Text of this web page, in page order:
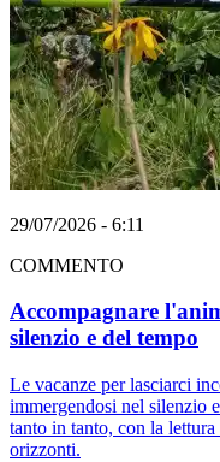
29/07/2026 - 6:11
COMMENTO
Accompagnare
silenzio e del tempo
Le vacanze per lasciarci
immergendosi nel silenzio
tanto in tanto, con la
orizzonti.